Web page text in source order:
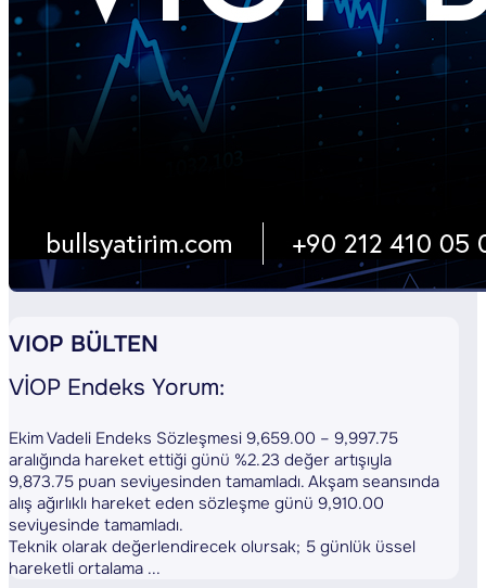
VIOP BÜLTEN
VİOP Endeks Yorum:
Ekim Vadeli Endeks Sözleşmesi 9,659.00 – 9,997.75
aralığında hareket ettiği günü %2.23 değer artışıyla
9,873.75 puan seviyesinden tamamladı. Akşam seansında
alış ağırlıklı hareket eden sözleşme günü 9,910.00
seviyesinde tamamladı.
Teknik olarak değerlendirecek olursak; 5 günlük üssel
hareketli ortalama ...